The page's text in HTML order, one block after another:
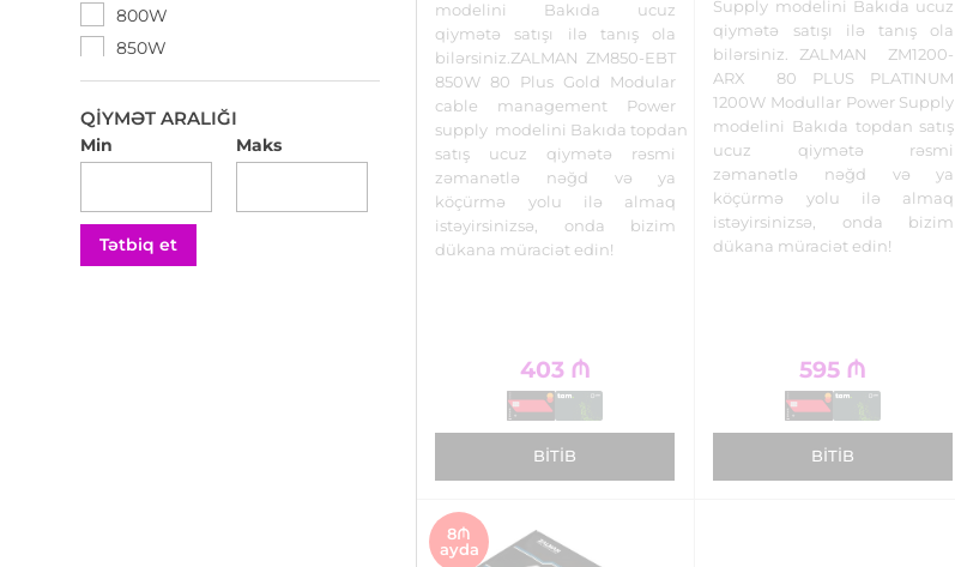
800W
850W
QIYMƏT ARALIĞI
Min Maks
Tətbiq et
modelini Bakıda ucuz
qiymətə satışı ilə tanış ola
bilərsiniz.ZALMAN ZM850-EBT
850W 80 Plus Gold Modular
cable management Power
supply modelini Bakıda topdan
satış ucuz qiymətə rəsmi
zəmanətlə nəğd və ya
köçürmə yolu ilə almaq
istəyirsinizsə, onda bizim
dükana müraciət edin!
403 ₼
BITIB
Supply modelini Bakıda ucuz
qiymətə satışı ilə tanış ola
bilərsiniz. ZALMAN ZM1200-
ARX 80 PLUS PLATINUM
1200W Modullar Power Supply
modelini Bakıda topdan satış
ucuz qiymətə rəsmi
zəmanətlə nəğd və ya
köçürmə yolu ilə almaq
istəyirsinizsə, onda bizim
dükana müraciət edin!
595 ₼
BITIB
8₼
ayda